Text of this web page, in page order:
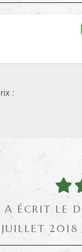
:
A ÉCRIT LE
2018